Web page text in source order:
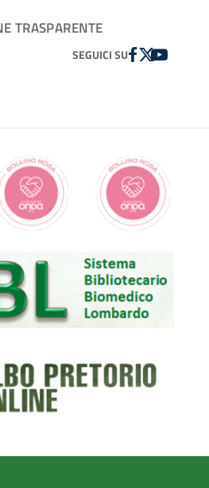
TRASPARENTE
SEGUICI SUFACEBOOK
TWITTER
YOUTUBE